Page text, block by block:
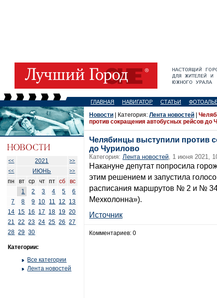
ГЛАВНАЯ НАВИГАТОР СТАТЬИ
<< 2021
>>
<<
ИЮНЬ >>
пн вт ср чт пт сб
вс
1
2 3 4 5
6
7
8 9 10 11 12
13
14 15 16 17 18 19 20
21
22 23 24 25 26
27
28 29 30
Категории:
Все категории
Лента новостей
Новости | Категория: Лента новостей
против сокращения автобусных рейсов до
Челябинцы выступили против
до Чурилово
Категория: Лента новостей, 1 июня 2021,
Накануне депутат попросила
этим решением и запустила
расписания маршрутов № 2 и №
Мехколонна»).
Источник
Комментариев: 0